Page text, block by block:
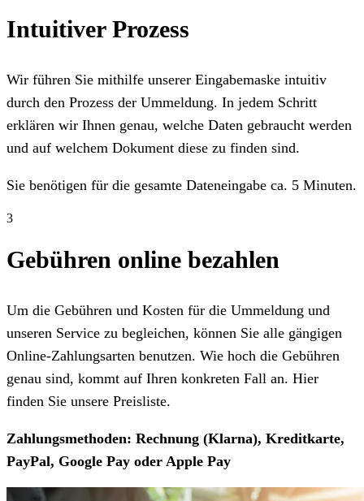
Intuitiver Prozess
Wir führen Sie mithilfe unserer Eingabemaske intuitiv
durch den Prozess der Ummeldung. In jedem Schritt
erklären wir Ihnen genau, welche Daten gebraucht werden
und auf welchem Dokument diese zu finden sind.
Sie benötigen für die gesamte Dateneingabe ca. 5 Minuten.
3
Gebühren online bezahlen
Um die Gebühren und Kosten für die Ummeldung und
unseren Service zu begleichen, können Sie alle gängigen
Online-Zahlungsarten benutzen. Wie hoch die Gebühren
genau sind, kommt auf Ihren konkreten Fall an. Hier
finden Sie unsere Preisliste.
Zahlungsmethoden: Rechnung (Klarna), Kreditkarte,
PayPal, Google Pay oder Apple Pay